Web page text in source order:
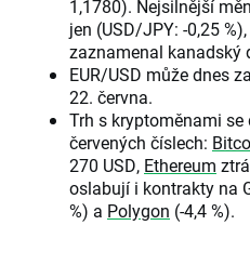
1,1780). Nejsilnější
jen (USD/JPY: -0,25
zaznamenal kanadský
EUR/USD může dnes
22. června.
Trh s kryptoměnami
červených číslech:
270 USD, Ethereum
oslabují i kontrakty na
%) a Polygon (-4,4 %).